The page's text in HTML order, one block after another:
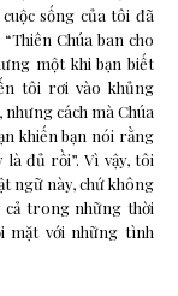
sống của tôi đã
Chúa ban cho
một khi bạn biết
tôi rơi vào khủng
cách mà Chúa
khiến bạn nói rằng
đủ rồi”. Vì vậy, tôi
ngữ này, chứ không
cả trong những thời
mặt với những tình